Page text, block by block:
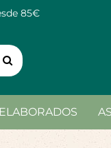
85€
ELABORADOS